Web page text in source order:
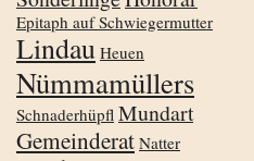
Epitaph auf Schwiegermutter
Lindau Heuen
Nümmamüllers
Schnaderhüpfl Mundart
Gemeinderat Natter